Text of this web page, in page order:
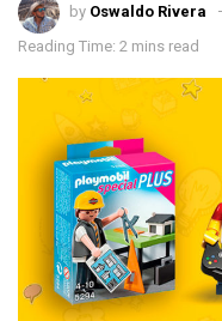
by Oswaldo Rivera
Reading Time: 2 mins read